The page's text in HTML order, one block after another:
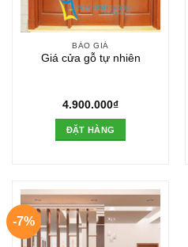
BÁO GIÁ
Giá cửa gỗ tự nhiên
4.900.000₫
ĐẶT HÀNG
-7%